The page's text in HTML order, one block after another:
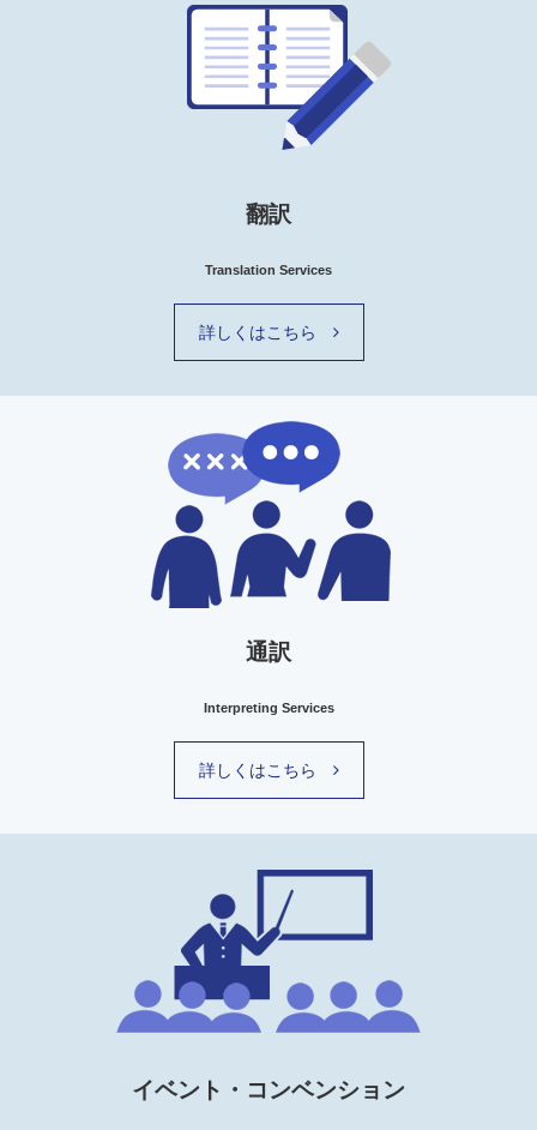
翻訳
Translation Services
詳しくはこちら
通訳
Interpreting Services
詳しくはこちら
イベント・コンベンション